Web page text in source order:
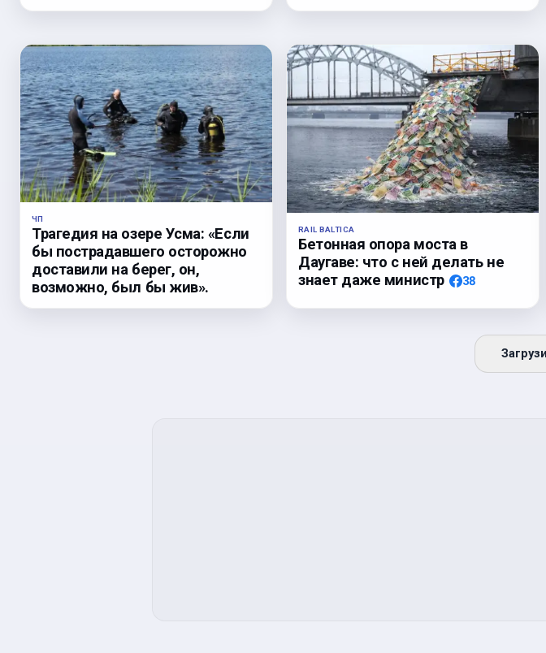
ЧП
Трагедия на озере Усма: «Если
бы пострадавшего осторожно
доставили на берег, он,
возможно, был бы жив».
RAIL BALTICA
Бетонная опора моста в
Даугаве: что с ней делать не
знает даже министр
38